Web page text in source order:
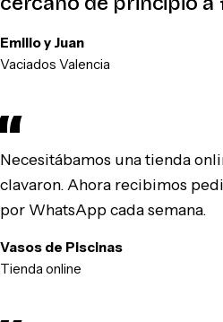
Emilio y Juan
Vaciados Valencia
Necesitábamos una tienda
clavaron. Ahora recibimos
por WhatsApp cada semana.
Vasos de Piscinas
Tienda online